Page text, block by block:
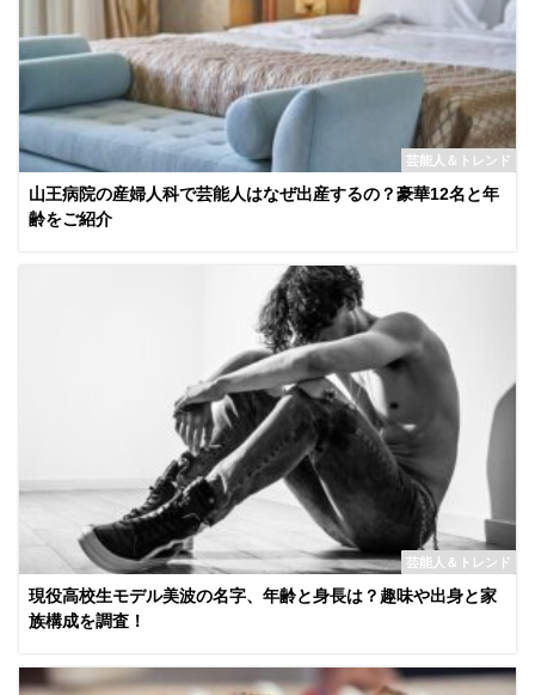
芸能人＆トレンド
山王病院の産婦人科で芸能人はなぜ出産するの？豪華12名と年
齢をご紹介
芸能人＆トレンド
現役高校生モデル美波の名字、年齢と身長は？趣味や出身と家
族構成を調査！